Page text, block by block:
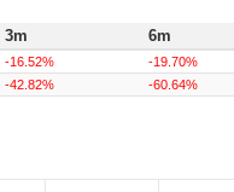
3m 6m
-16.52% -19.70%
-42.82% -60.64%